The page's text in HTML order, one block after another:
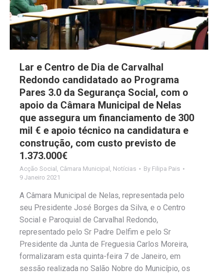
Lar e Centro de Dia de Carvalhal
Redondo candidatado ao Programa
Pares 3.0 da Segurança Social, com o
apoio da Câmara Municipal de Nelas
que assegura um financiamento de 300
mil € e apoio técnico na candidatura e
construção, com custo previsto de
1.373.000€
Acção Social , Câmara Municipal , Notícias By Filipa Pais
9 Janeiro 2021
A Câmara Municipal de Nelas, representada pelo
seu Presidente José Borges da Silva, e o Centro
Social e Paroquial de Carvalhal Redondo,
representado pelo Sr Padre Delfim e pelo Sr
Presidente da Junta de Freguesia Carlos Moreira,
formalizaram esta quinta-feira 7 de Janeiro, em
sessão realizada no Salão Nobre do Município, os